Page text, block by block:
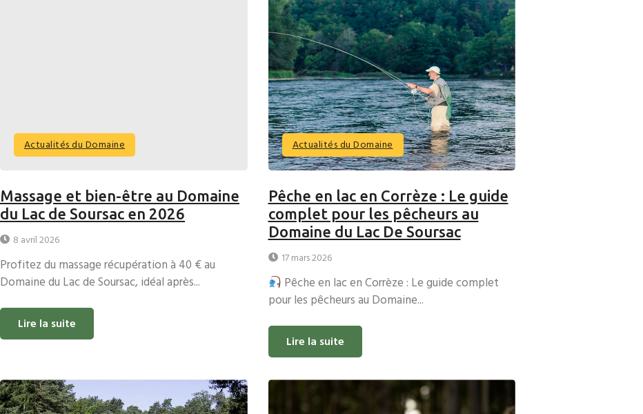
Actualités du Domaine
Massage et bien-être au Domaine
du Lac de Soursac en 2026
8 avril 2026
Profitez du massage récupération à 40 € au
Domaine du Lac de Soursac, idéal après...
Lire la suite
Actualités du Domaine
Pêche en lac en Corrèze : Le guide
complet pour les pêcheurs au
Domaine du Lac De Soursac
17 mars 2026
Pêche en lac en Corrèze : Le guide complet
pour les pêcheurs au Domaine...
Lire la suite